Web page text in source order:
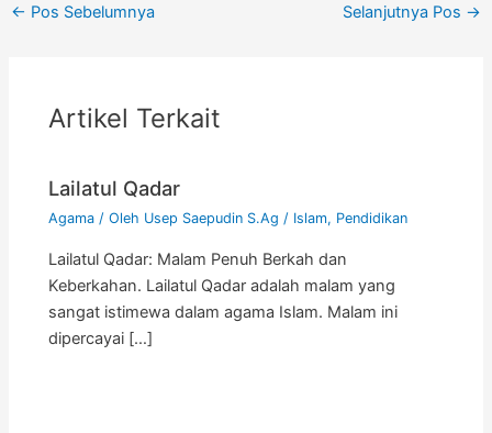
← Pos Sebelumnya Selanjutnya Pos →
Artikel Terkait
Lailatul Qadar
Agama / Oleh Usep Saepudin S.Ag/ Islam, Pendidikan
Lailatul Qadar: Malam Penuh Berkah dan
Keberkahan. Lailatul Qadar adalah malam yang
sangat istimewa dalam agama Islam. Malam ini
dipercayai […]